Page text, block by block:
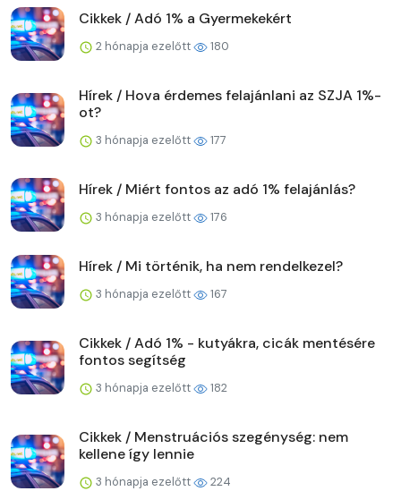
Cikkek / Adó 1% a Gyermekekért
2 hónapja ezelőtt 180
Hírek / Hova érdemes felajánlani az SZJA 1%-
ot?
3 hónapja ezelőtt 177
Hírek / Miért fontos az adó 1% felajánlás?
3 hónapja ezelőtt 176
Hírek / Mi történik, ha nem rendelkezel?
3 hónapja ezelőtt 167
Cikkek / Adó 1% - kutyákra, cicák mentésére
fontos segítség
3 hónapja ezelőtt 182
Cikkek / Menstruációs szegénység: nem
kellene így lennie
3 hónapja ezelőtt 224